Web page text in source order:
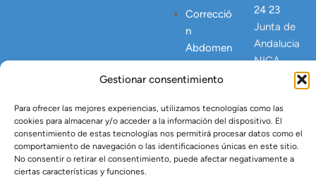
Gestionar consentimiento
Para ofrecer las mejores experiencias, utilizamos tecnologías como las
cookies para almacenar y/o acceder a la información del dispositivo. El
consentimiento de estas tecnologías nos permitirá procesar datos como el
comportamiento de navegación o las identificaciones únicas en este sitio.
No consentir o retirar el consentimiento, puede afectar negativamente a
ciertas características y funciones.
Correcció
n
Abdomen
Postpart
o
Lipo
Vaser
Tratamien
to Argón
24 23
Junta de
Andalucia
NICA